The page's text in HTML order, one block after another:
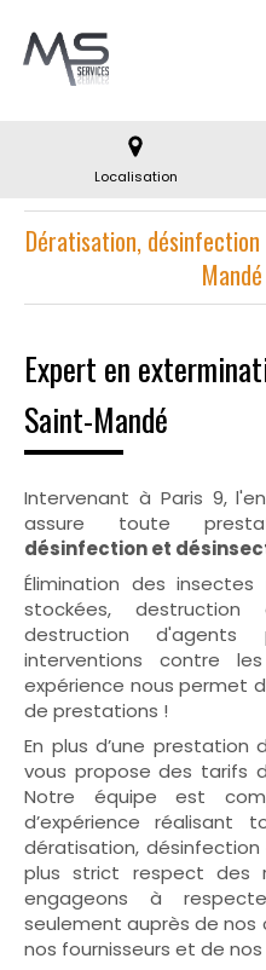
Localisation
Dératisation,
Expert en
Saint-Mandé
Intervenant à Paris 9,
assure toute
désinfection et
Élimination des
stockées,
destruction d'agents
interventions contre
expérience nous permet
de prestations !
En plus d’une prestation
vous propose des tarifs
Notre équipe est
d’expérience réalisant
dératisation,
plus strict respect des
engageons à
seulement auprès de nos
nos fournisseurs et de